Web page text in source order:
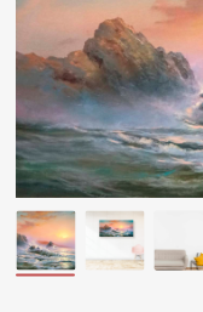
RU EN CN
Каталог
О нас
События